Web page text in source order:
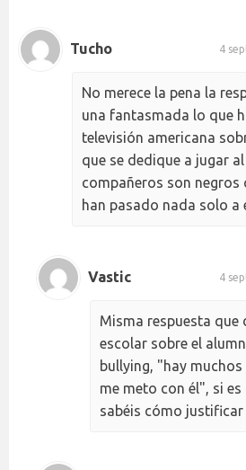
Tucho 4
No merece la pena la
una fantasmada lo que
televisión americana
que se dedique a jugar
compañeros son negros
han pasado nada solo a
Vastic 4
Misma respuesta
escolar sobre el
bullying, "hay
me meto con él", si
sabéis cómo